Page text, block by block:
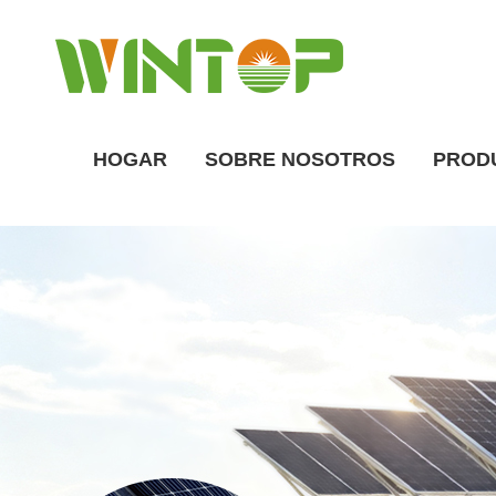
HOGAR SOBRE NOSOTROS